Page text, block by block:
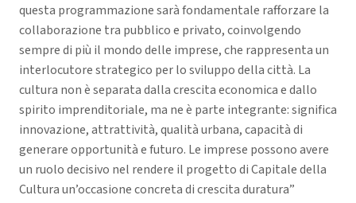
questa programmazione sarà fondamentale rafforzare la
collaborazione tra pubblico e privato, coinvolgendo
sempre di più il mondo delle imprese, che rappresenta un
interlocutore strategico per lo sviluppo della città. La
cultura non è separata dalla crescita economica e dallo
spirito imprenditoriale, ma ne è parte integrante: significa
innovazione, attrattività, qualità urbana, capacità di
generare opportunità e futuro. Le imprese possono avere
un ruolo decisivo nel rendere il progetto di Capitale della
Cultura un’occasione concreta di crescita duratura”